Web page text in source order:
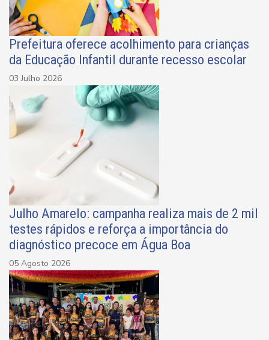
Prefeitura oferece acolhimento para crianças
da Educação Infantil durante recesso escolar
03 Julho 2026
Julho Amarelo: campanha realiza mais de 2 mil
testes rápidos e reforça a importância do
diagnóstico precoce em Água Boa
05 Agosto 2026